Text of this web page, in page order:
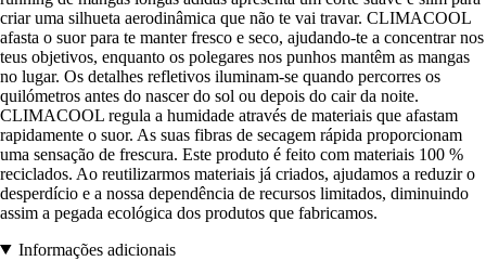
criar uma silhueta aerodinâmica que não te vai travar. CLIMACOOL
afasta o suor para te manter fresco e seco, ajudando-te a concentrar nos
teus objetivos, enquanto os polegares nos punhos mantêm as mangas
no lugar. Os detalhes refletivos iluminam-se quando percorres os
quilómetros antes do nascer do sol ou depois do cair da noite.
CLIMACOOL regula a humidade através de materiais que afastam
rapidamente o suor. As suas fibras de secagem rápida proporcionam
uma sensação de frescura. Este produto é feito com materiais 100 %
reciclados. Ao reutilizarmos materiais já criados, ajudamos a reduzir o
desperdício e a nossa dependência de recursos limitados, diminuindo
assim a pegada ecológica dos produtos que fabricamos.
Informações adicionais